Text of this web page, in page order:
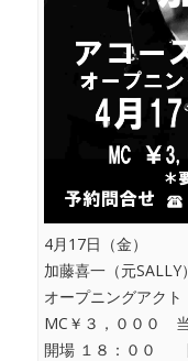
4月17日（金）
加藤喜一（元SALLY
オープニングアク
MC￥３，０００
開場 １８：００